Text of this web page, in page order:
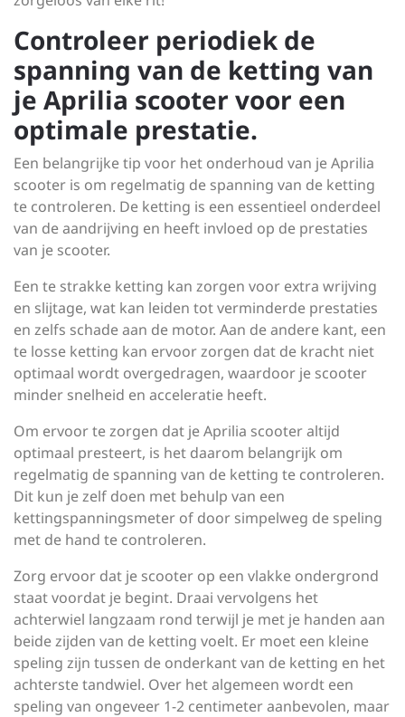
Controleer periodiek de
spanning van de ketting van
je Aprilia scooter voor een
optimale prestatie.
Een belangrijke tip voor het onderhoud van je Aprilia
scooter is om regelmatig de spanning van de ketting
te controleren. De ketting is een essentieel onderdeel
van de aandrijving en heeft invloed op de prestaties
van je scooter.
Een te strakke ketting kan zorgen voor extra wrijving
en slijtage, wat kan leiden tot verminderde prestaties
en zelfs schade aan de motor. Aan de andere kant, een
te losse ketting kan ervoor zorgen dat de kracht niet
optimaal wordt overgedragen, waardoor je scooter
minder snelheid en acceleratie heeft.
Om ervoor te zorgen dat je Aprilia scooter altijd
optimaal presteert, is het daarom belangrijk om
regelmatig de spanning van de ketting te controleren.
Dit kun je zelf doen met behulp van een
kettingspanningsmeter of door simpelweg de speling
met de hand te controleren.
Zorg ervoor dat je scooter op een vlakke ondergrond
staat voordat je begint. Draai vervolgens het
achterwiel langzaam rond terwijl je met je handen aan
beide zijden van de ketting voelt. Er moet een kleine
speling zijn tussen de onderkant van de ketting en het
achterste tandwiel. Over het algemeen wordt een
speling van ongeveer 1-2 centimeter aanbevolen, maar